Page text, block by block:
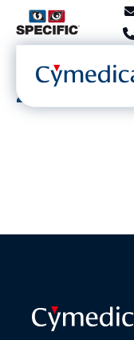
Značka: